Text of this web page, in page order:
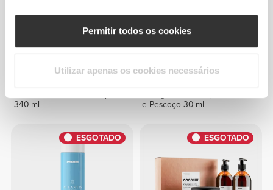
Permitir todos os cookies
Utilizar apenas os cookies necessários
340 ml
e Pescoço 30 mL
ESGOTADO ESGOTADO